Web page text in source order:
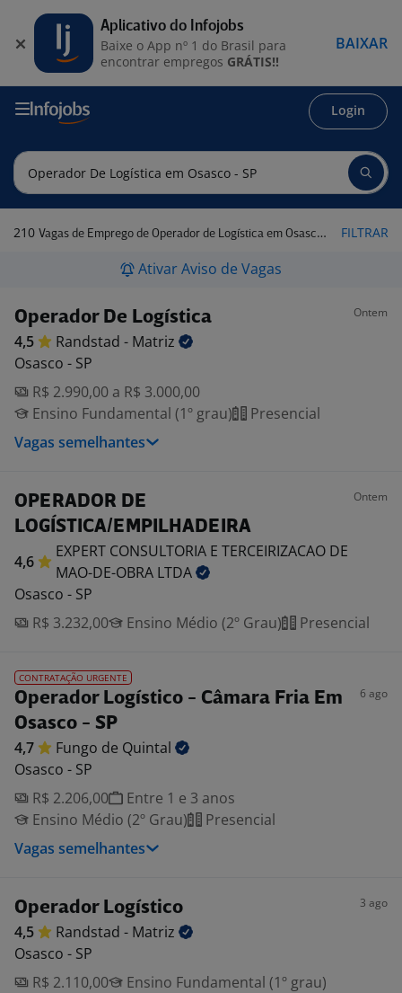
Login
210 Vagas de Emprego de Operador de Logística em Osasco - SP FILTRAR
Ativar Aviso de Vagas
Operador De Logística Ontem
4,5 Randstad - Matriz
Osasco - SP
R$ 2.990,00 a R$ 3.000,00
Ensino Fundamental (1º grau)
Presencial
Vagas semelhantes
OPERADOR DE
LOGÍSTICA/EMPILHADEIRA
Ontem
4,6
EXPERT CONSULTORIA E TERCEIRIZACAO DE
MAO-DE-OBRA LTDA
Osasco - SP
R$ 3.232,00
Ensino Médio (2º Grau) Presencial
CONTRATAÇÃO URGENTE
Operador Logístico - Câmara Fria Em
Osasco - SP
6 ago
4,7 Fungo de Quintal
Osasco - SP
R$ 2.206,00
Entre 1 e 3 anos
Ensino Médio (2º Grau)
Presencial
Vagas semelhantes
Operador Logístico 3 ago
4,5 Randstad - Matriz
Osasco - SP
R$ 2.110,00
Ensino Fundamental (1º grau)
Aplicativo do Infojobs
Baixe o App nº 1 do Brasil para
encontrar empregos GRÁTIS!!
BAIXAR